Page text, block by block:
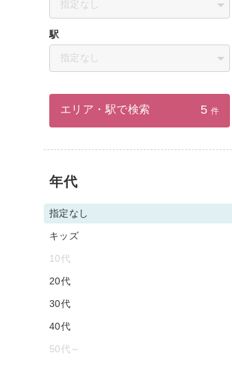
指定なし
駅
指定なし
エリア・駅で検索 5 件
年代
指定なし
キッズ
10代
20代
30代
40代
50代～